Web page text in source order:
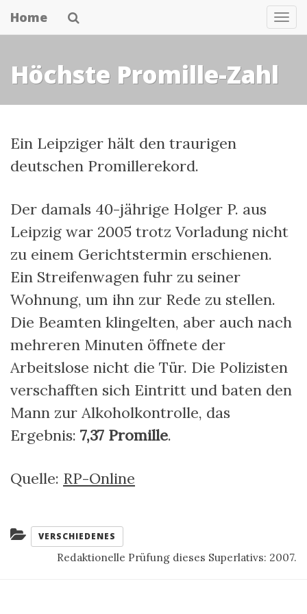
Skip
to
content
Home
Höchste Promille-Zahl
Ein Leipziger hält den traurigen
deutschen Promillerekord.
Der damals 40-jährige Holger P. aus
Leipzig war 2005 trotz Vorladung nicht
zu einem Gerichtstermin erschienen.
Ein Streifenwagen fuhr zu seiner
Wohnung, um ihn zur Rede zu stellen.
Die Beamten klingelten, aber auch nach
mehreren Minuten öffnete der
Arbeitslose nicht die Tür. Die Polizisten
verschafften sich Eintritt und baten den
Mann zur Alkoholkontrolle, das
Ergebnis: 7,37 Promille.
Quelle: RP-Online
Kategorien:
VERSCHIEDENES
Redaktionelle Prüfung dieses Superlativs: 2007.